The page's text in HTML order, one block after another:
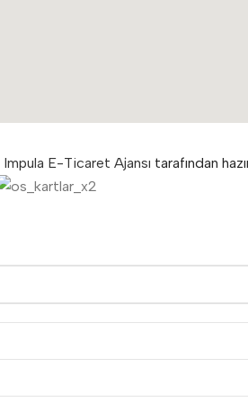
Impula E-Ticaret Ajansı tarafından